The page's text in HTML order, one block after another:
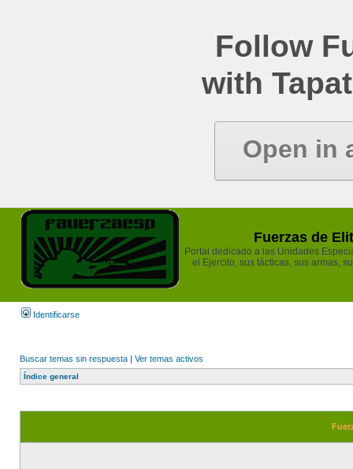
Follow
with
Open in
Fuerzas de
Portal dedicado a las Unidades
el Ejercito, sus tácticas, sus armas,
Identificarse
Buscar temas sin respuesta | Ver temas activos
Índice general